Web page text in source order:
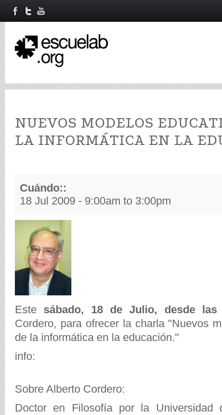
NUEVOS MODELOS
LA INFORMÁTICA EN LA
Cuándo::
18 Jul 2009 - 9:00am to 3:00pm
Este sábado, 18 de Julio, desde las
Cordero, para ofrecer la charla "Nuevos
de la informática en la educación."
info:
Sobre Alberto Cordero:
Doctor en Filosofía por la Universidad